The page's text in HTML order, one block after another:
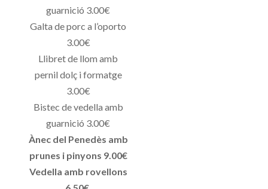
guarnició 3.00€
Galta de porc a l’oporto
3.00€
Llibret de llom amb
pernil dolç i formatge
3.00€
Bistec de vedella amb
guarnició 3.00€
Ànec del Penedès amb
prunes i pinyons 9.00€
Vedella amb rovellons